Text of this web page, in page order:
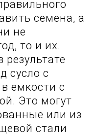
семена, а
не
то и их.
результате
сусло с
емкости с
Это могут
или из
стали